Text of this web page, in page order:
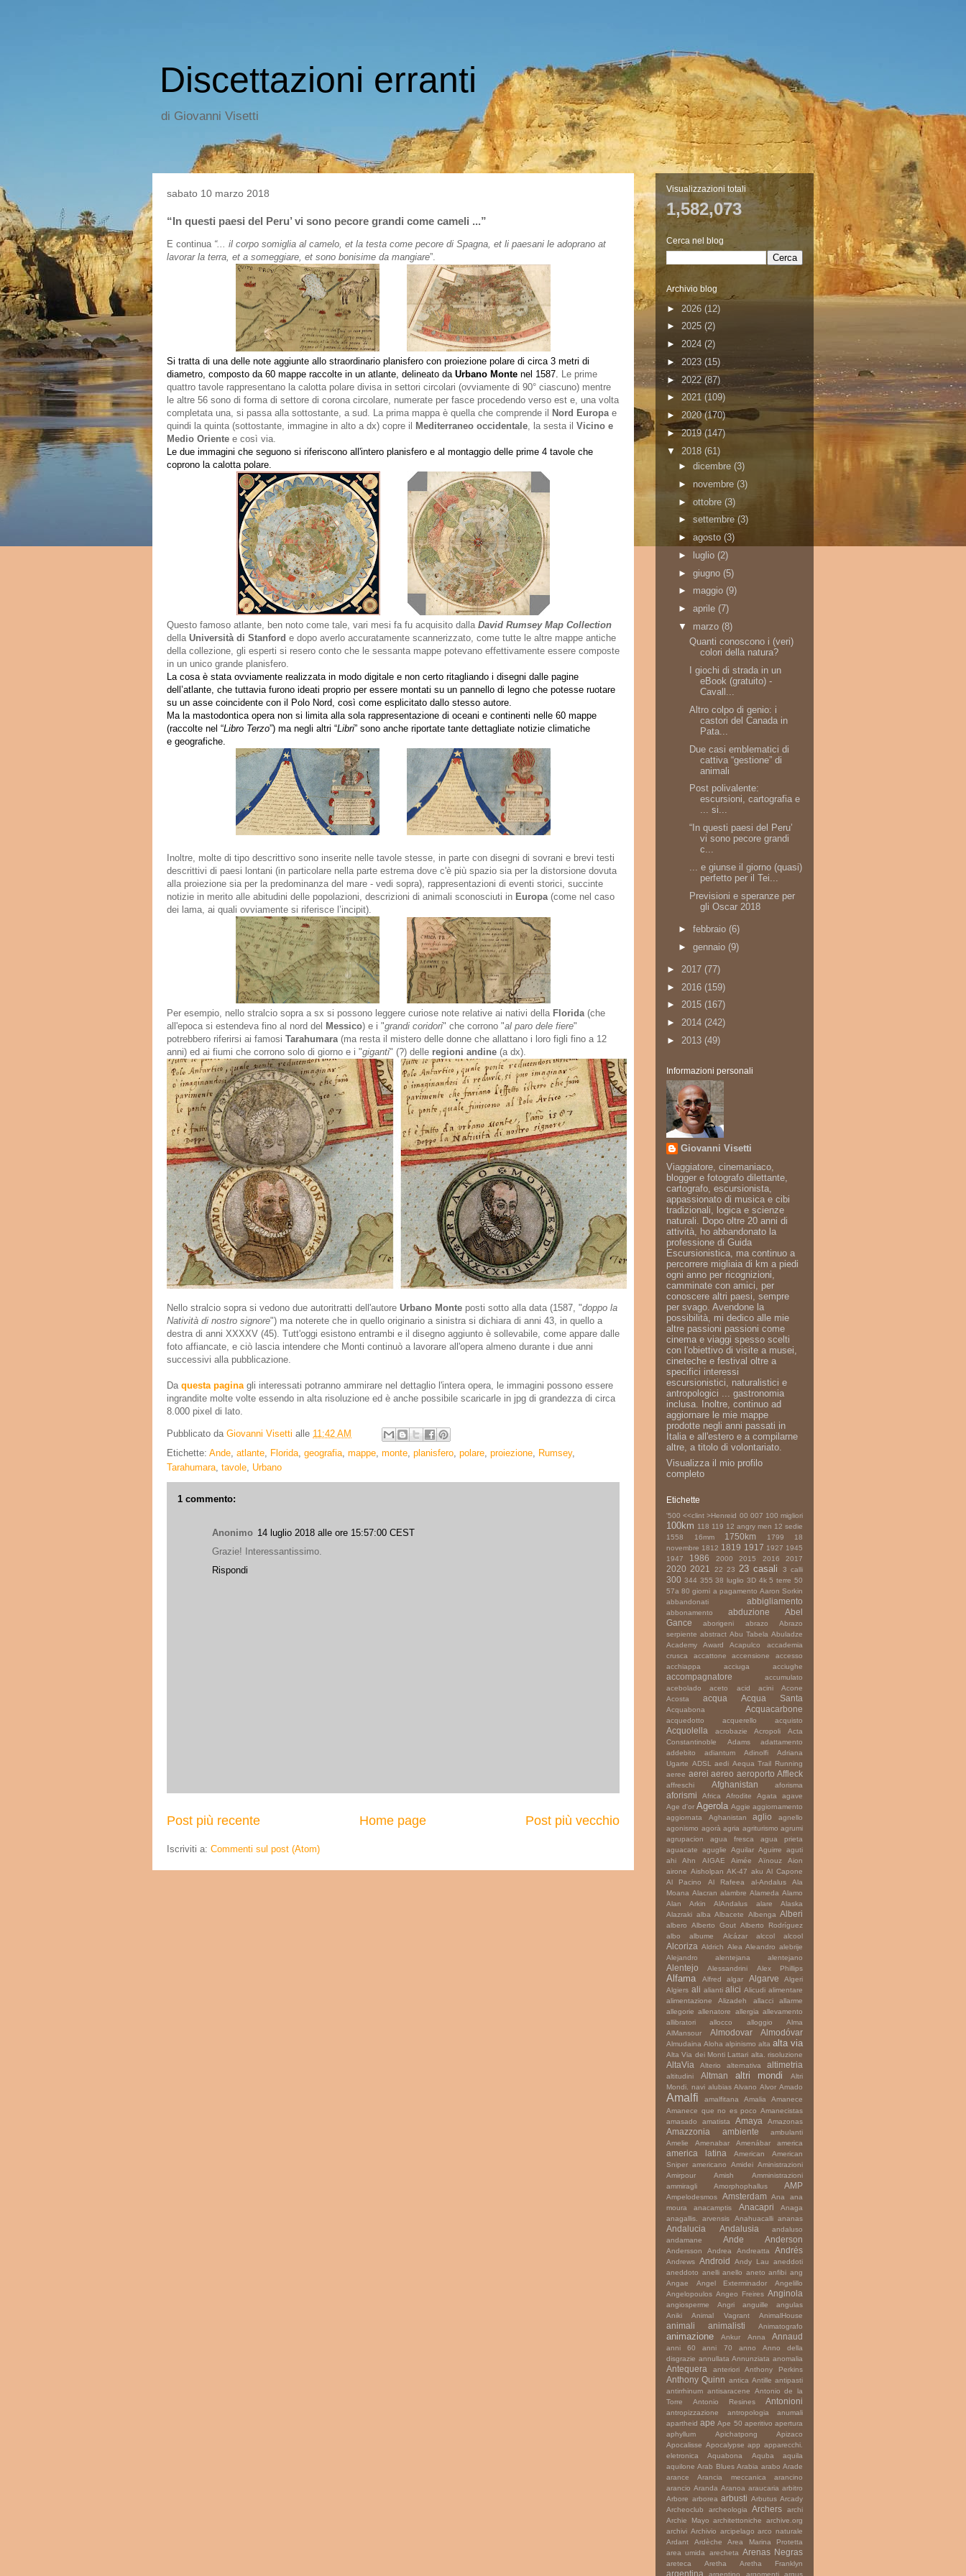
Discettazioni erranti
di Giovanni Visetti
sabato 10 marzo 2018
“In questi paesi del Peru’ vi sono pecore grandi come cameli ...”
E continua “... il corpo somiglia al camelo, et la testa come pecore di Spagna, et li paesani le adoprano at
lavorar la terra, et a someggiare, et sono bonisime da mangiare”.
Si tratta di una delle note aggiunte allo straordinario planisfero con proiezione polare di circa 3 metri di
diametro, composto da 60 mappe raccolte in un atlante, delineato da Urbano Monte nel 1587. Le prime
quattro tavole rappresentano la calotta polare divisa in settori circolari (ovviamente di 90° ciascuno) mentre
le altre 56 sono di forma di settore di corona circolare, numerate per fasce procedendo verso est e, una volta
completata una, si passa alla sottostante, a sud. La prima mappa è quella che comprende il Nord Europa e
quindi la quinta (sottostante, immagine in alto a dx) copre il
Mediterraneo occidentale, la sesta il Vicino e
Medio Oriente e così via.
Le due immagini che seguono si riferiscono all'intero planisfero e al montaggio delle prime 4 tavole che
coprono la calotta polare.
Questo famoso atlante, ben noto come tale, vari mesi fa fu acquisito dalla David Rumsey Map Collection
della Università di Stanford e dopo averlo accuratamente scannerizzato, come tutte le altre mappe antiche
della collezione, gli esperti si resero conto che le sessanta mappe potevano effettivamente essere composte
in un unico grande planisfero.
La cosa è stata ovviamente realizzata in modo digitale e non certo ritagliando i disegni dalle pagine
dell’atlante, che tuttavia furono ideati proprio per essere montati su un pannello di legno che potesse ruotare
su un asse coincidente con il Polo Nord, così come esplicitato dallo stesso autore.
Ma la mastodontica opera non si limita alla sola rappresentazione di oceani e continenti nelle 60 mappe
(raccolte nel “Libro Terzo”) ma negli altri “Libri” sono anche riportate tante dettagliate notizie climatiche
e geografiche.
Inoltre, molte di tipo descrittivo sono inserite nelle tavole stesse, in parte con disegni di sovrani e brevi testi
descrittivi di paesi lontani (in particolare nella parte estrema dove c'è più spazio sia per la distorsione dovuta
alla proiezione sia per la predominanza del mare - vedi sopra), rappresentazioni di eventi storici, succinte
notizie in merito alle abitudini delle popolazioni, descrizioni di animali sconosciuti in Europa (come nel caso
dei lama, ai quali ovviamente si riferisce l’incipit).
Per esempio, nello stralcio sopra a sx si possono leggere curiose note relative ai nativi della Florida (che
all'epoca si estendeva fino al nord del Messico) e i "grandi coridori" che corrono "al paro dele fiere"
potrebbero riferirsi ai famosi Tarahumara (ma resta il mistero delle donne che allattano i loro figli fino a 12
anni) ed ai fiumi che corrono solo di giorno e i "giganti" (?) delle regioni andine (a dx).
Nello stralcio sopra si vedono due autoritratti dell'autore Urbano Monte posti sotto alla data (1587, "doppo la
Natività di nostro signore") ma noterete che in quello originario a sinistra si dichiara di anni 43, in quello a
destra di anni XXXXV (45). Tutt'oggi esistono entrambi e il disegno aggiunto è sollevabile, come appare dalle
foto affiancate, e ciò lascia intendere che Monti continuò a lavorare all'opera almeno durante i due anni
successivi alla pubblicazione.
Da questa pagina gli interessati potranno ammirare nel dettaglio l'intera opera, le immagini possono essere
ingrandite molte volte essendo in alta risoluzione ed è anche possibile scaricarle in jpg di grandezza di circa
8.000 pixel di lato.
Pubblicato da Giovanni Visetti alle 11:42 AM
Etichette: Ande, atlante, Florida, geografia, mappe, monte, planisfero, polare, proiezione, Rumsey,
Tarahumara, tavole, Urbano
1 commento:
Anonimo 14 luglio 2018 alle ore 15:57:00 CEST
Grazie! Interessantissimo.
Rispondi
Post più recente Post più vecchio
Home page
Iscriviti a: Commenti sul post (Atom)
Visualizzazioni totali
1,582,073
Cerca nel blog
Archivio blog
► 2026 (12)
► 2025 (2)
► 2024 (2)
► 2023 (15)
► 2022(87)
► 2021 (109)
► 2020(170)
►2019(147)
▼ 2018 (61)
► dicembre (3)
► novembre (3)
► ottobre (3)
► settembre (3)
► agosto (3)
►
luglio (2)
► giugno (5)
► maggio (9)
► aprile (7)
▼ marzo (8)
Quanti conoscono i (veri)
colori della natura?
I giochi di strada in un
eBook (gratuito) -
Cavall...
Altro colpo di genio: i
castori del Canada in
Pata...
Due casi emblematici di
cattiva “gestione” di
animali
Post polivalente:
escursioni, cartografia e
... si...
“In questi paesi del Peru’
vi sono pecore grandi
c...
... e giunse il giorno (quasi)
perfetto per il Tei...
Previsioni e speranze per
gli Oscar 2018
► febbraio (6)
► gennaio (9)
► 2017 (77)
► 2016 (159)
► 2015 (167)
► 2014 (242)
► 2013 (49)
Informazioni personali
Giovanni Visetti
Viaggiatore, cinemaniaco,
blogger e fotografo dilettante,
cartografo, escursionista,
appassionato di musica e cibi
tradizionali, logica e scienze
naturali. Dopo oltre 20 anni di
attività, ho abbandonato la
professione di Guida
Escursionistica, ma continuo a
percorrere migliaia di km a piedi
ogni anno per ricognizioni,
camminate con amici, per
conoscere altri paesi, sempre
per svago. Avendone la
possibilità, mi dedico alle mie
altre passioni passioni come
cinema e viaggi spesso scelti
con l'obiettivo di visite a musei,
cineteche e festival oltre a
specifici interessi
escursionistici, naturalistici e
antropologici ... gastronomia
inclusa. Inoltre, continuo ad
aggiornare le mie mappe
prodotte negli anni passati in
Italia e all'estero e a compilarne
altre, a titolo di volontariato.
Visualizza il mio profilo
completo
Etichette
'500 <<clint >Henreid 00 007 100 migliori
100km 118 119 12 angry men 12 sedie
1558
16mm 1750km 1799
18
novembre 1812 1819 1917 1927 1945
1947
1986 2000 2015 2016 2017
2020 2021 22 23 23 casali 3 calli
300 344 355 38 luglio 3D 4k 5 terre 50
57a 80 giorni a pagamento Aaron Sorkin
abbandonati
abbigliamento
abbonamento abduzione
Abel
Gance
aborigeni abrazo
Abrazo
serpiente abstract Abu Tabela Abuladze
Academy Award
Acapulco
accademia
crusca
accattone accensione
accesso
acchiappa
acciuga acciughe
accompagnatore
accumulato
acebolado
aceto acid acini
Acone
Acosta
acqua Acqua Santa
Acquabona Acquacarbone
acquedotto acquerello acquisto
Acquolella acrobazie Acropoli
Acta
Constantinoble
Adams
adattamento
addebito
adiantum Adinolfi
Adriana
Ugarte ADSL aedi Aequa Trail Running
aeree aerei aereo aeroporto Affleck
affreschi Afghanistan aforisma
aforismi Africa Afrodite Agata
agave
Age d'or Agerola Aggie aggiornamento
aggiornata
Aghanistan aglio
agnello
agonismo agorà agria agriturismo agrumi
agrupacion
agua fresca
agua prieta
aguacate
aguglie Aguilar Aguirre
aguti
ahi
Ahn AIGAE Aimée Aïnouz
Aion
airone Aisholpan AK-47 aku Al Capone
Al Pacino
Al Rafeea al-Andalus
Ala
Moana Alacran alambre Alameda Alamo
Alan Arkin
AlAndalus alare
Alaska
Alazraki alba Albacete Albenga Alberi
albero Alberto Gout Alberto Rodríguez
albo
albume Alcázar alccol alcool
Alcoriza Aldrich Alea Aleandro alebrije
Alejandro
alentejana alentejano
Alentejo Alessandrini Alex Phillips
Alfama Alfred algar Algarve
Algeri
Algiers ali alianti alici Alicudi alimentare
alimentazione
Alizadeh allacci
allarme
allegorie allenatore allergia allevamento
allibratori
allocco alloggio
Alma
AlMansour
Almodovar Almodóvar
Almudaina Aloha alpinismo alta alta via
Alta Via dei Monti Lattari alta. risoluzione
AltaVia Alterio alternativa altimetria
altitudini Altman altri mondi
Altri
Mondi. navi alubias Alvano Alvor Amado
Amalfi amalfitana Amalia
Amanece
Amanece que no es poco Amanecistas
amasado
amatista Amaya Amazonas
Amazzonia ambiente
ambulanti
Amelie
Amenabar Amenábar america
america latina American
American
Sniper americano Amidei Aministrazioni
Amirpour
Amish
Amministrazioni
ammiragli
Amorphophallus AMP
Ampelodesmos Amsterdam Ana
ana
moura
anacamptis Anacapri
Anaga
anagallis. arvensis
Anahuacalli ananas
Andalucia Andalusia
andaluso
andamane
Ande Anderson
Andersson Andrea Andreatta Andrés
Andrews Android Andy Lau
aneddoti
aneddoto anelli anello aneto anfibi ang
Angae
Angel Exterminador
Angelillo
Angelopoulos Angeo Freires Anginola
angiosperme Angri anguille
angulas
Aniki
Animal Vagrant AnimalHouse
animali animalisti Animatografo
animazione Ankur Anna Annaud
anni 60 anni 70 anno
Anno della
disgrazie annullata Annunziata anomalia
Antequera anteriori Anthony Perkins
Anthony Quinn antica Antille antipasti
antirrhinum antisaracene
Antonio de la
Torre
Antonio Resines Antonioni
antropizzazione antropologia
anumali
apartheid ape Ape 50 aperitivo apertura
aphyllum
Apichatpong
Apizaco
Apocalisse Apocalypse app apparecchi.
eletronica
Aquabona Aquba
aquila
aquilone Arab Blues Arabia arabo Arade
arance
Arancia meccanica
arancino
arancio Aranda Aranoa araucaria arbitro
Arbore arborea arbusti Arbutus Arcady
Archeoclub
archeologia Archers
archi
Archie Mayo architettoniche
archive.org
archivi Archivio arcipelago arco naturale
Ardant
Ardèche
Area Marina Protetta
area umida
arecheta Arenas Negras
areteca Aretha Aretha Franklyn
argentina argentino argomenti argus